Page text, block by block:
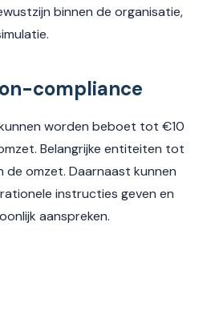
binnen de organisatie,
compliance
worden beboet tot €10
Belangrijke entiteiten tot
de omzet. Daarnaast kunnen
instructies geven en
aanspreken.